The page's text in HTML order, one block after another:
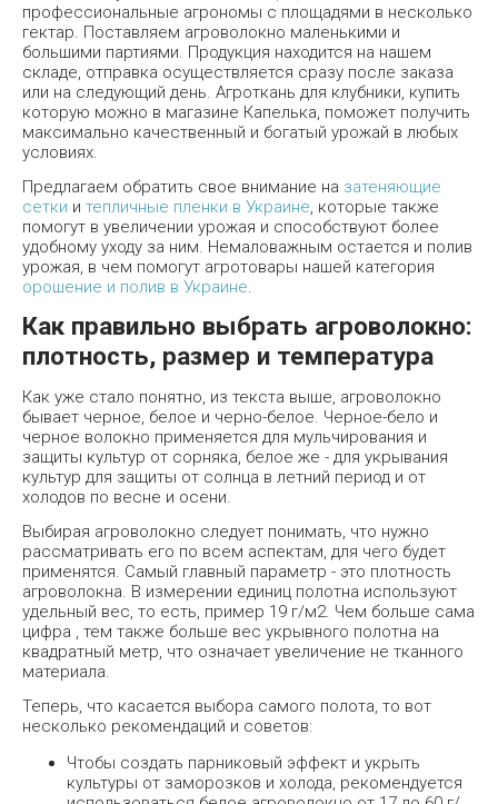
профессиональные агрономы с площадями в несколько
гектар. Поставляем агроволокно маленькими и
большими партиями. Продукция находится на нашем
складе, отправка осуществляется сразу после заказа
или на следующий день. Агроткань для клубники, купить
которую можно в магазине Капелька, поможет получить
максимально качественный и богатый урожай в любых
условиях.
Предлагаем обратить свое внимание на затеняющие
сетки и тепличные пленки в Украине, которые также
помогут в увеличении урожая и способствуют более
удобному уходу за ним. Немаловажным остается и полив
урожая, в чем помогут агротовары нашей категория
орошение и полив в Украине.
Как правильно выбрать агроволокно:
плотность, размер и температура
Как уже стало понятно, из текста выше, агроволокно
бывает черное, белое и черно-белое. Черное-бело и
черное волокно применяется для мульчирования и
защиты культур от сорняка, белое же - для укрывания
культур для защиты от солнца в летний период и от
холодов по весне и осени.
Выбирая агроволокно следует понимать, что нужно
рассматривать его по всем аспектам, для чего будет
применятся. Самый главный параметр - это плотность
агроволокна. В измерении единиц полотна используют
удельный вес, то есть, пример 19 г/м2. Чем больше сама
цифра , тем также больше вес укрывного полотна на
квадратный метр, что означает увеличение не тканного
материала.
Теперь, что касается выбора самого полота, то вот
несколько рекомендаций и советов:
Чтобы создать парниковый эффект и укрыть
культуры от заморозков и холода, рекомендуется